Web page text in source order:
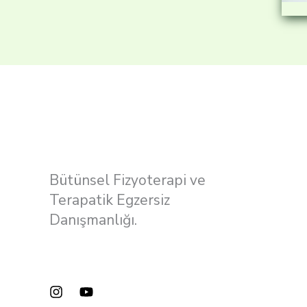
Bütünsel Fizyoterapi ve
Terapatik Egzersiz
Danışmanlığı.